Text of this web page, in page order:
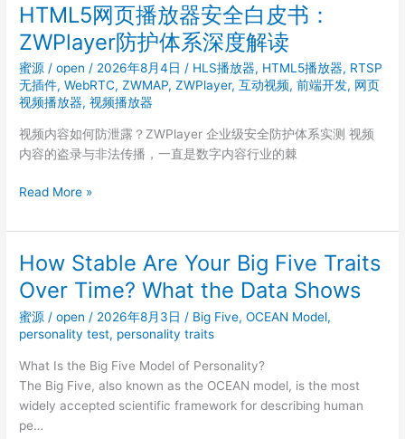
从
注
册
到
进
每
个
段
点
打
法
不
一
样
HTML5网页播放器安全白皮书：
ZWPlayer防护体系深度解读
蜜源 /open/ 2026年8月4日/ HLS播放器, HTML5播放器, RTSP
无插件,WebRTC,ZWMAP,ZWPlayer,互动视频,前端开发, 网页
视频播放器,视频播放器
视频内容如何防泄露？ZWPlayer 企业级安全防护体系实测 视频
内容的盗录与非法传播，一直是数字内容行业的棘
HTML5
页
播
放
器
安
全
皮
书：
ZWPlayer
防
Read More »
How Stable Are Your Big Five Traits
Over Time? What the Data Shows
蜜源 /open / 2026年8月3日 / Big Five,OCEAN Model,
personality test, personality traits
What Is the Big Five Model of Personality?
The Big Five, also known as the OCEAN model, is the most
widely accepted scientific framework for describing human
pe…